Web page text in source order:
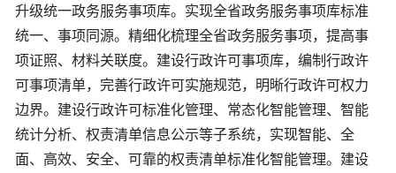
升级统一政务服务事项库。实现全省政务服务事项库标准
统一、事项同源。精细化梳理全省政务服务事项，提高事
项证照、材料关联度。建设行政许可事项库，编制行政许
可事项清单，完善行政许可实施规范，明晰行政许可权力
边界。建设行政许可标准化管理、常态化智能管理、智能
统计分析、权责清单信息公示等子系统，实现智能、全
面、高效、安全、可靠的权责清单标准化智能管理。建设